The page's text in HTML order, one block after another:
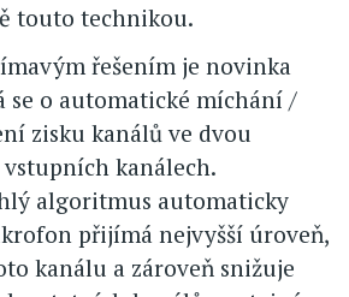
touto technikou.
řešením je novinka
se o automatické míchání /
zisku kanálů ve dvou
kanálech.
algoritmus automaticky
přijímá nejvyšší úroveň,
kanálu a zároveň snižuje